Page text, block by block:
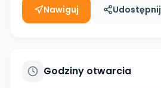
Nawiguj Udostępnij
Godziny otwarcia